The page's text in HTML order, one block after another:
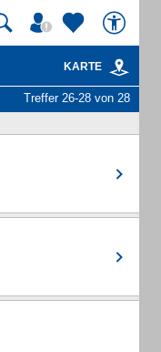
KARTE
Treffer 26-28 von 28